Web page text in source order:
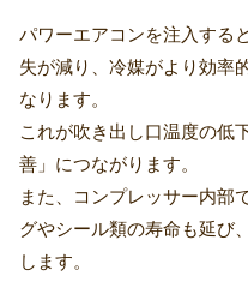
パワーエアコンを注入する
失が減り、冷媒がより効率
なります。
これが吹き出し口温度の低
善」につながります。
また、コンプレッサー内部
グやシール類の寿命も延び
します。